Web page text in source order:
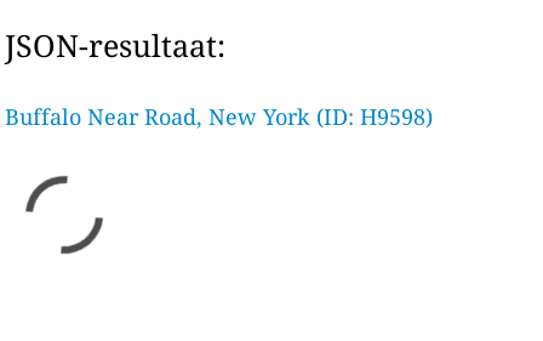
JSON-resultaat:
Buffalo Near Road, New York (ID: H9598)